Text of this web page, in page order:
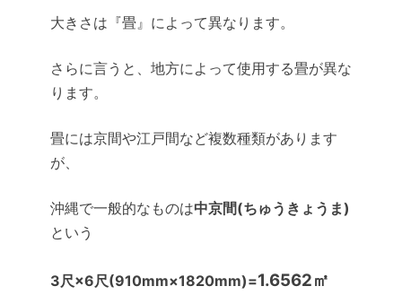
大きさは『畳』によって異なります。
さらに言うと、地方によって使用する畳が異な
ります。
畳には京間や江戸間など複数種類があります
が、
沖縄で一般的なものは中京間(ちゅうきょうま)
という
3尺×6尺(910mm×1820mm)=1.6562㎡